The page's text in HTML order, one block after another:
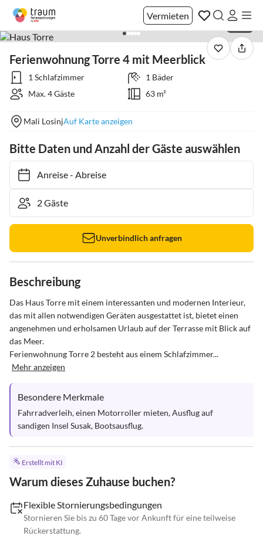
Vermieten
Ferienwohnung Torre 4 mit Meerblick
1 Schlafzimmer
1 Bäder
Max. 4 Gäste
63 m²
Mali LosinjAuf Karte anzeigen
Bitte Daten und Anzahl der Gäste auswählen
Anreise- Abreise
Unverbindlich anfragen
Beschreibung
Das Haus Torre mit einem interessanten und modernen Interieur,
das mit allen notwendigen Geräten ausgestattet ist, bietet einen
angenehmen und erholsamen Urlaub auf der Terrasse mit Blick auf
das Meer.
Ferienwohnung Torre 2 besteht aus einem Schlafzimmer...
Mehr anzeigen
Besondere Merkmale
Fahrradverleih, einen Motorroller mieten, Ausflug auf
sandigen Insel Susak, Bootsausflug.
Erstellt mit KI
Warum dieses Zuhause buchen?
Flexible Stornierungsbedingungen
Stornieren Sie bis zu 60 Tage vor Ankunft für eine teilweise
Rückerstattung.